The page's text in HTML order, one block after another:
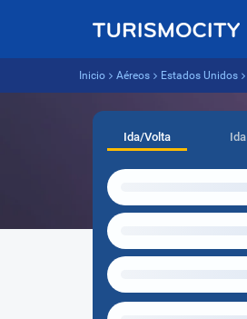
Inicio Aéreos Estados Unidos
Ida/Volta Ida